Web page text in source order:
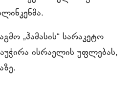
„ჰამასის“ სარაკეტო
ისრაელის უფლებას,